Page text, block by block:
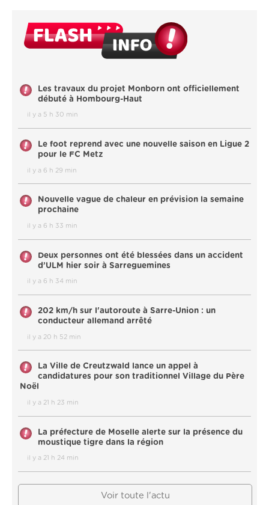
Les travaux du projet Monborn ont officiellement
débuté à Hombourg-Haut
il y a 5 h 30 min
Le foot reprend avec une nouvelle saison en Ligue 2
pour le FC Metz
il y a 6 h 29 min
Nouvelle vague de chaleur en prévision la semaine
prochaine
il y a 6 h 33 min
Deux personnes ont été blessées dans un accident
d’ULM hier soir à Sarreguemines
il y a 6 h 34 min
202 km/h sur l'autoroute à Sarre-Union : un
conducteur allemand arrêté
il y a 20 h 52 min
La Ville de Creutzwald lance un appel à
candidatures pour son traditionnel Village du Père
Noël
il y a 21 h 23 min
La préfecture de Moselle alerte sur la présence du
moustique tigre dans la région
il y a 21 h 24 min
Voir toute l'actu